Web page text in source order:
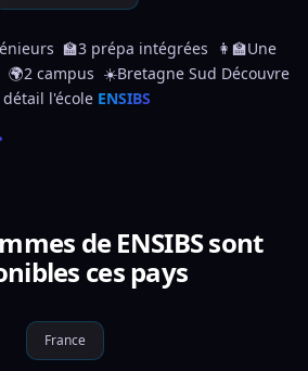
🏫3 prépa intégrées  👩‍🏫Une
🌍2 campus  ☀️Bretagne Sud Découvre
l'école ENSIBS
de ENSIBS sont
ces pays
France